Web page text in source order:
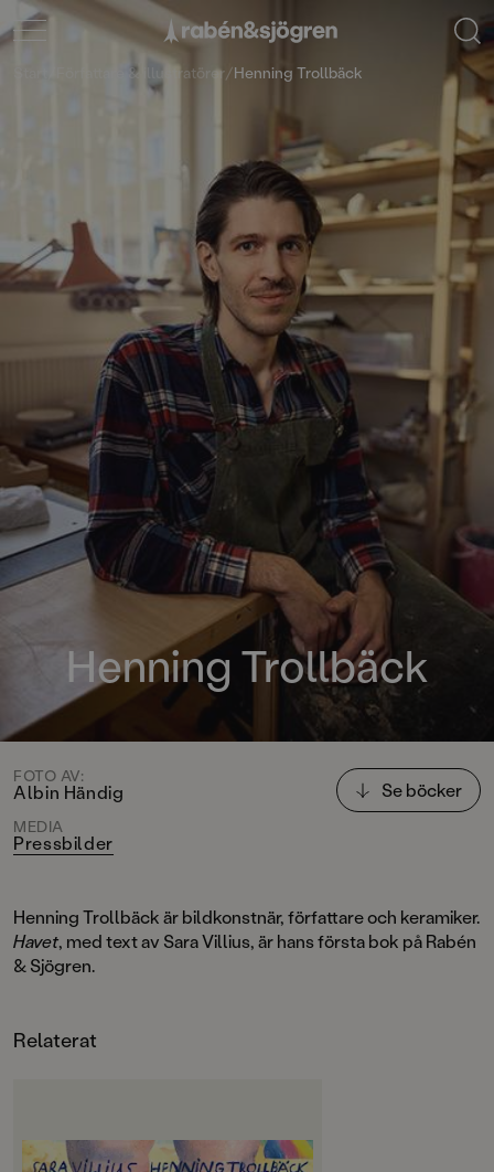
Författare & illustratörer/Henning Trollbäck
Henning Trollbäck
FOTO AV:
Albin Händig
MEDIA
Pressbilder
Se böcker
Henning Trollbäck är bildkonstnär, författare och keramiker.
Havet, med text av Sara Villius, är hans första bok på Rabén
& Sjögren.
Relaterat
OM BOKEN